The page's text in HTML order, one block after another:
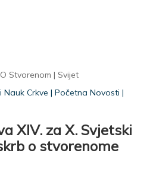
Stvorenom | Svijet
Nauk Crkve | Početna Novosti |
XIV. za X. Svjetski
o stvorenome